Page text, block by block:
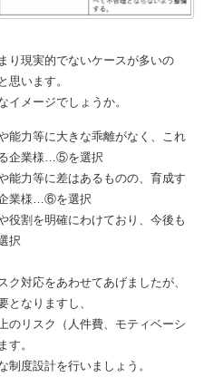
現実的でないケースが多いの
います。
イメージでしょうか。
能力等に大きな乖離がなく、これ
企業様…⑤を選択
能力等に差はあるものの、育成す
業様…⑥を選択
役割を明確にわけており、今後も
択
対応をあわせてあげましたが、
となりますし、
のリスク（人件費、モティベーシ
す。
制度設計を行いましょう。